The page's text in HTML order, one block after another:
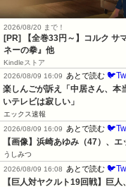
2026/08/20 まで！
[PR]
【全巻33円～】コルク
ネーの拳』他
Kindleストア
2026/08/09 16:09
あとで読む
楽しんごが訴え「中居さん、本
いテレビは寂しい」
エックス速報
2026/08/09 16:09
あとで読む
【画像】浜崎あゆみ（47）、
うしみつ
2026/08/09 16:08
あとで読む
【巨人対ヤクルト19回戦】巨